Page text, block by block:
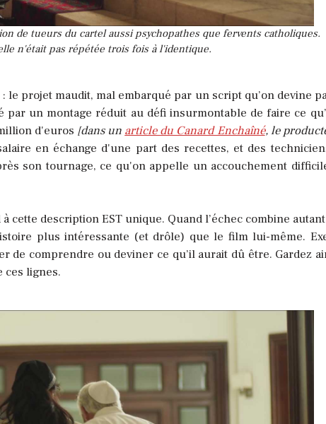
de tueurs du cartel aussi psychopathes que fervents catholiques.
n'était pas répétée trois fois à l'identique.
projet maudit, mal embarqué par un script qu’on devine
un montage réduit au défi insurmontable de faire ce
d'euros [dans un article du Canard Enchaîné, le
en échange d'une part des recettes, et des
son tournage, ce qu'on appelle un accouchement
description EST unique. Quand l’échec combine
plus intéressante (et drôle) que le film lui-même.
de comprendre ou deviner ce qu’il aurait dû être. Gardez
ces lignes.